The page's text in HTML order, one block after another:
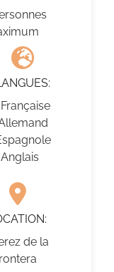
Française
Anglais
de la